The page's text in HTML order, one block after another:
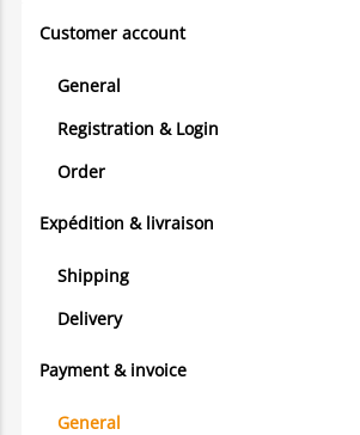
Customer account
General
Registration & Login
Order
Expédition & livraison
Shipping
Delivery
Payment & invoice
General